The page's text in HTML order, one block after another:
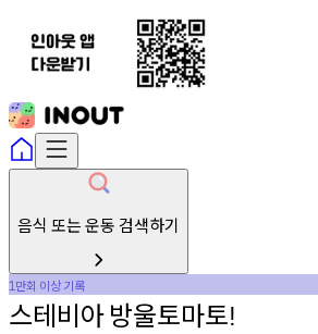
음식 또는 운동 검색하기
1만회 이상기록
스테비아방울토마토!